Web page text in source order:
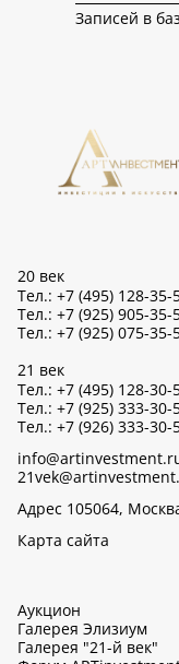
Записей в
20 век
Тел.: +7 (495) 128-35-
Тел.: +7 (925) 905-35-
Тел.: +7 (925) 075-35-
21 век
Тел.: +7 (495) 128-30-
Тел.: +7 (925) 333-30-
Тел.: +7 (926) 333-30-
Адрес 105064,
Карта сайта
Аукцион
Галерея Элизиум
Галерея "21-й век"